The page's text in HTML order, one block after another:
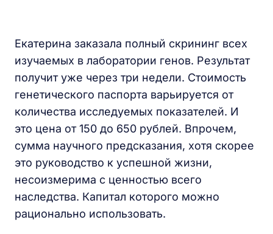
Екатерина заказала полный скрининг всех
изучаемых в лаборатории генов. Результат
получит уже через три недели. Стоимость
генетического паспорта варьируется от
количества исследуемых показателей. И
это цена от 150 до 650 рублей. Впрочем,
сумма научного предсказания, хотя скорее
это руководство к успешной жизни,
несоизмерима с ценностью всего
наследства. Капитал которого можно
рационально использовать.